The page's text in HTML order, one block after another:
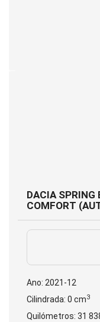
DACIA SPRING
COMFORT
Ano: 2021-12
Cilindrada: 0 cm3
Quilómetros: 31